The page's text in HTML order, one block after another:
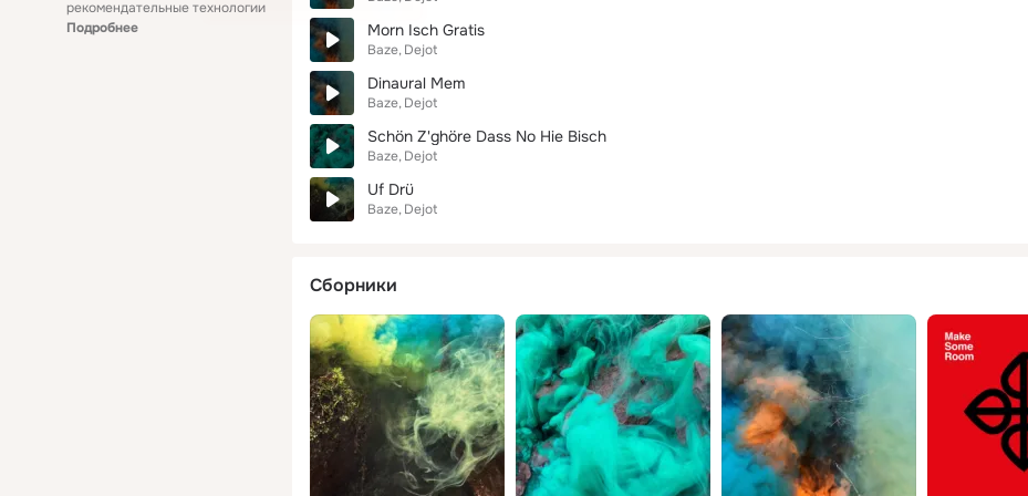
рекомендательные технологии
Подробнее
Morn Isch Gratis
Baze Dejot
Dinaural Mem
Baze Dejot
Schön Z'ghöre Dass No Hie Bisch
Baze Dejot
Uf Drü
Baze Dejot
Сборники